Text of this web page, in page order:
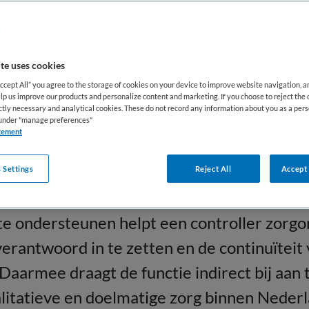
ouderenzorgorganisaties, GGZ-
thuiszorgorganisaties en andere
de organisatie kan een controller
tactisch of strategisch niveau. Daarbij
met management, bestuurders,
disciplines. De
de zorg is het bijdragen aan een
organisatie. Door financiële
ondersteunen helpt een controller
in te zetten en de continuïteit
draagt de functie indirect bij aan
en doelmatige zorg binnen
uses cookies
All” you agree to the storage of cookies on your device to improve website navigation,
us improve our products and personalize content and marketing. If you choose to reject the
necessary and analytical cookies. These do not record any information about you as a
"manage preferences"
Reject All Accept
Settings